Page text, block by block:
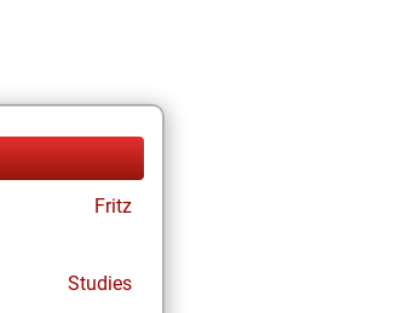
Fritz
Studies